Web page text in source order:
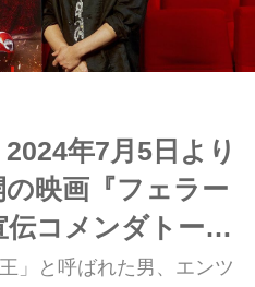
2024年7月5日より
映画『フェラー
伝コメンダトーレ
一さんが就任！
」と呼ばれた男、エンツ